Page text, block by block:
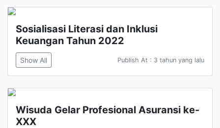
Sosialisasi Literasi dan Inklusi
Keuangan Tahun 2022
Show All Publish At : 3 tahun yang lalu
Wisuda Gelar Profesional Asuransi ke-
XXX